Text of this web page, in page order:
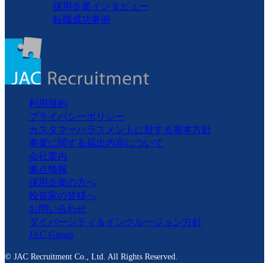
採用企業インタビュー
転職成功事例
利用規約
プライバシーポリシー
カスタマーハラスメントに対する基本方針
事業に関する届出内容について
会社案内
拠点情報
採用企業の方へ
投資家の皆様へ
お問い合わせ
ダイバーシティ＆インクルージョン方針
JAC Group
© JAC Recruitment Co., Ltd. All Rights Reserved.